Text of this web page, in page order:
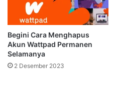
Begini Cara Menghapus
Akun Wattpad Permanen
Selamanya
2 Desember 2023